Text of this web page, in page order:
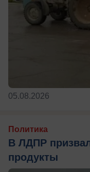
05.08.2026
Политика
В ЛДПР
продукты